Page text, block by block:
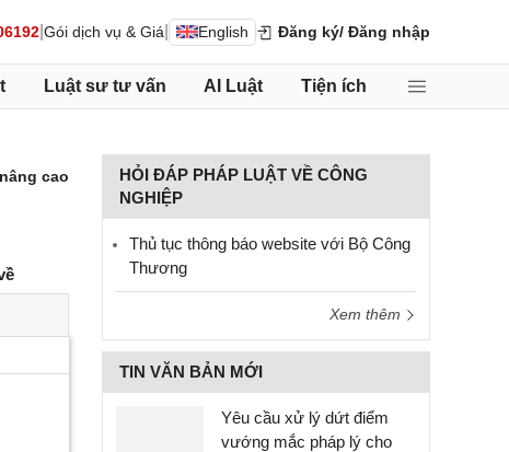
Gói dịch vụ & Giá English Đăng ký/ Đăng nhập
Luật sư tư vấn AI Luật Tiện ích
cao
HỎI ĐÁP PHÁP LUẬT VỀ CÔNG
NGHIỆP
Thủ tục thông báo website với Bộ Công
Thương
Xem thêm
TIN VĂN BẢN MỚI
Yêu cầu xử lý dứt điểm
vướng mắc pháp lý cho